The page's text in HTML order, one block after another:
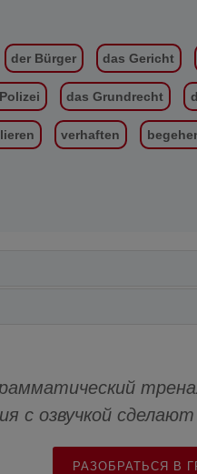
der Bürger das Gericht
das Grundrecht
verhaften
с озвучкой
РАЗОБРАТЬСЯ В